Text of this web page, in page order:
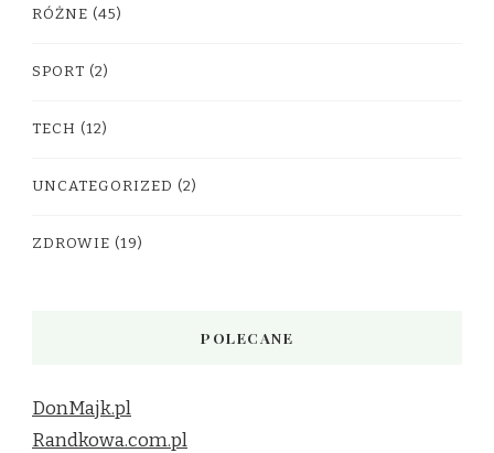
RÓŻNE (45)
SPORT (2)
TECH (12)
UNCATEGORIZED (2)
ZDROWIE (19)
POLECANE
DonMajk.pl
Randkowa.com.pl